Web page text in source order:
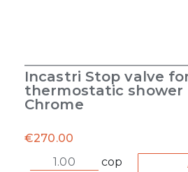
Incastri Stop valve
thermostatic shower
Chrome
€270.00
cop